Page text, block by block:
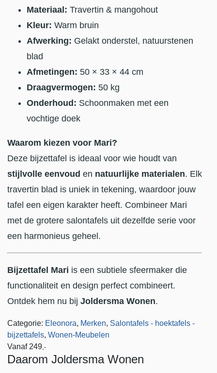
Materiaal: Travertin & mangohout
Kleur: Warm bruin
Afwerking: Gelakt onderstel, natuurstenen
blad
Afmetingen: 50 × 33 × 44 cm
Draagvermogen: 50 kg
Onderhoud: Schoonmaken met een
vochtige doek
Waarom kiezen voor Mari?
Deze bijzettafel is ideaal voor wie houdt van
stijlvolle eenvoud en natuurlijke materialen. Elk
travertin blad is uniek in tekening, waardoor jouw
tafel een eigen karakter heeft. Combineer Mari
met de grotere salontafels uit dezelfde serie voor
een harmonieus geheel.
Bijzettafel Mari is een subtiele sfeermaker die
functionaliteit en design perfect combineert.
Ontdek hem nu bij Joldersma Wonen.
Categorie: Eleonora, Merken, Salontafels - hoektafels -
bijzettafels, Wonen-Meubelen
Vanaf 249,-
Daarom Joldersma Wonen